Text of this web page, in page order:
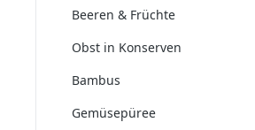
Beeren & Früchte
Obst in Konserven
Bambus
Gemüsepüree